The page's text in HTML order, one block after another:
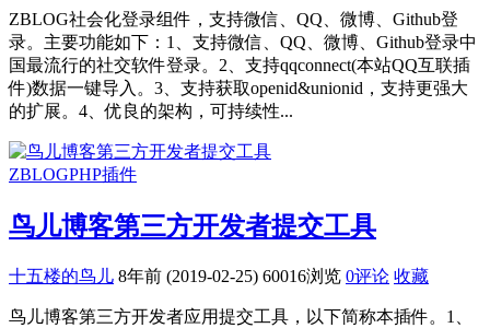
ZBLOG社会化登录组件，支持微信、QQ、微博、Github登
录。主要功能如下：1、支持微信、QQ、微博、Github登录中
国最流行的社交软件登录。2、支持qqconnect(本站QQ互联插
件)数据一键导入。3、支持获取openid&unionid，支持更强大
的扩展。4、优良的架构，可持续性...
ZBLOGPHP插件
鸟儿博客第三方开发者提交工具
十五楼的鸟儿 8年前 (2019-02-25) 60016浏览 0评论 收藏
鸟儿博客第三方开发者应用提交工具，以下简称本插件。1、